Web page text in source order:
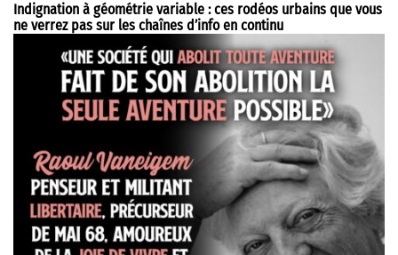
Indignation à géométrie variable : ces rodéos urbains que vous
ne verrez pas sur les chaînes d’info en continu